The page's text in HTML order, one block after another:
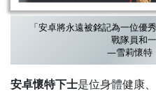
「安卓將永遠被銘記為一位優
戰隊員和
—雪莉懷特
安卓懷特下士是位身體健康